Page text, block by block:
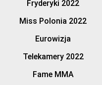
Fryderyki 2022
Miss Polonia 2022
Eurowizja
Telekamery 2022
Fame MMA